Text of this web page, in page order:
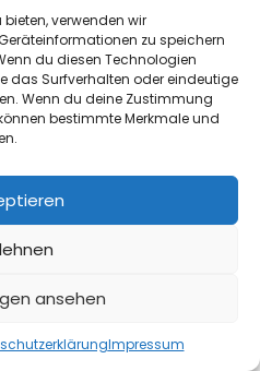
verwenden wir
zu speichern
du diesen Technologien
das Surfverhalten oder eindeutige
Wenn du deine Zustimmung
bestimmte Merkmale und
ansehen
Impressum
Richtlinie